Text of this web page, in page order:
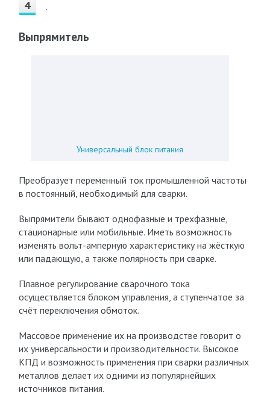
.
Выпрямитель
Универсальный блок питания
Преобразует переменный ток промышленной частоты
в постоянный, необходимый для сварки.
Выпрямители бывают однофазные и трехфазные,
стационарные или мобильные. Иметь возможность
изменять вольт-амперную характеристику на жёсткую
или падающую, а также полярность при сварке.
Плавное регулирование сварочного тока
осуществляется блоком управления, а ступенчатое за
счёт переключения обмоток.
Массовое применение их на производстве говорит о
их универсальности и производительности. Высокое
КПД и возможность применения при сварки различных
металлов делает их одними из популярнейших
источников питания.